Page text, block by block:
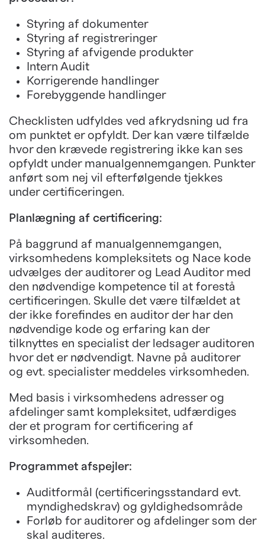
Styring af dokumenter
Styring af registreringer
Styring af afvigende produkter
Intern Audit
Korrigerende handlinger
Forebyggende handlinger
Checklisten udfyldes ved afkrydsning ud fra
om punktet er opfyldt. Der kan være tilfælde
hvor den krævede registrering ikke kan ses
opfyldt under manualgennemgangen. Punkter
anført som nej vil efterfølgende tjekkes
under certificeringen.
Planlægning af certificering:
På baggrund af manualgennemgangen,
virksomhedens kompleksitets og Nace kode
udvælges der auditorer og Lead Auditor med
den nødvendige kompetence til at forestå
certificeringen. Skulle det være tilfældet at
der ikke forefindes en auditor der har den
nødvendige kode og erfaring kan der
tilknyttes en specialist der ledsager auditoren
hvor det er nødvendigt. Navne på auditorer
og evt. specialister meddeles virksomheden.
Med basis i virksomhedens adresser og
afdelinger samt kompleksitet, udfærdiges
der et program for certificering af
virksomheden.
Programmet afspejler:
Auditformål (certificeringsstandard evt.
myndighedskrav) og gyldighedsområde
Forløb for auditorer og afdelinger som der
skal auditeres.